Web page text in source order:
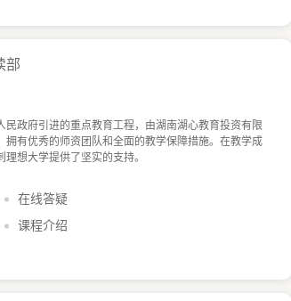
部
政府引进的重点教育工程，由湖南湖心教育投资有限
有优秀的师资团队和全面的教学保障措施。在教学成
想大学提供了坚实的支持。
在线答疑
课程介绍